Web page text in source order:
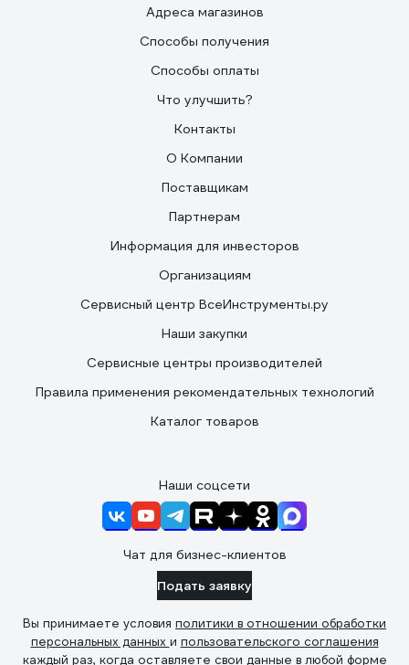
Адреса магазинов
Способы получения
Способы оплаты
Что улучшить?
Контакты
О Компании
Поставщикам
Партнерам
Информация для инвесторов
Организациям
Сервисный центр ВсеИнструменты.ру
Наши закупки
Сервисные центры производителей
Правила применения рекомендательных технологий
Каталог товаров
Наши соцсети
Чат для бизнес-клиентов
Подать заявку
Вы принимаете условия политики в отношении обработки
персональных данных и пользовательского соглашения
каждый раз, когда оставляете свои данные в любой форме